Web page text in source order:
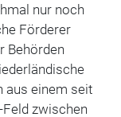
nur noch
Förderer
Behörden
aus einem seit
Feld zwischen